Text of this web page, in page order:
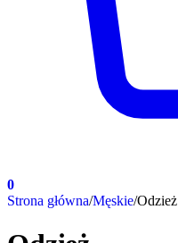
0
Strona główna/Męskie/Odzież